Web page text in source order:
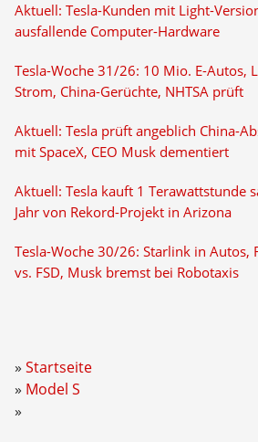
Aktuell: Tesla-Kunden mit Light-
ausfallende Computer-Hardware
Tesla-Woche 31/26: 10 Mio. E-Autos,
Strom, China-Gerüchte, NHTSA prüft
Aktuell: Tesla prüft angeblich China-
mit SpaceX, CEO Musk dementiert
Aktuell: Tesla kauft 1 Terawattstunde
Jahr von Rekord-Projekt in Arizona
Tesla-Woche 30/26: Starlink in Autos,
vs. FSD, Musk bremst bei Robotaxis
Startseite
Model S